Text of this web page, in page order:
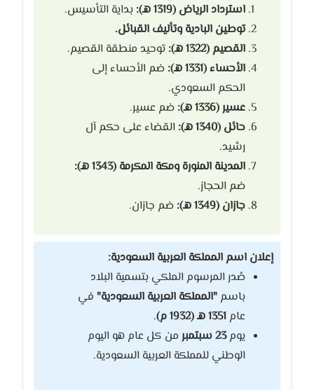
استرداد الرياض (1319 هـ):
بداية التأسيس.
توطين البادية وتأليف القبائل.
القصيم (1322 هـ):
توحيد منطقة القصيم.
الأحساء (1331 هـ):
ضم الأحساء إلى
الحكم السعودي.
عسير (1336 هـ):
ضم عسير.
حائل (1340 هـ):
القضاء على حكم آل
رشيد.
المدينة المنورة ومكة المكرمة (1343 هـ):
ضم الحجاز.
جازان (1349 هـ):
ضم جازان.
إعلان اسم المملكة العربية السعودية:
صُدر المرسوم الملكي بتسمية البلاد
باسم "المملكة العربية السعودية" في
عام 1351 هـ (1932 م)
.
يوم23 سبتمبر
من كل عام هو اليوم
الوطني للمملكة العربية السعودية.